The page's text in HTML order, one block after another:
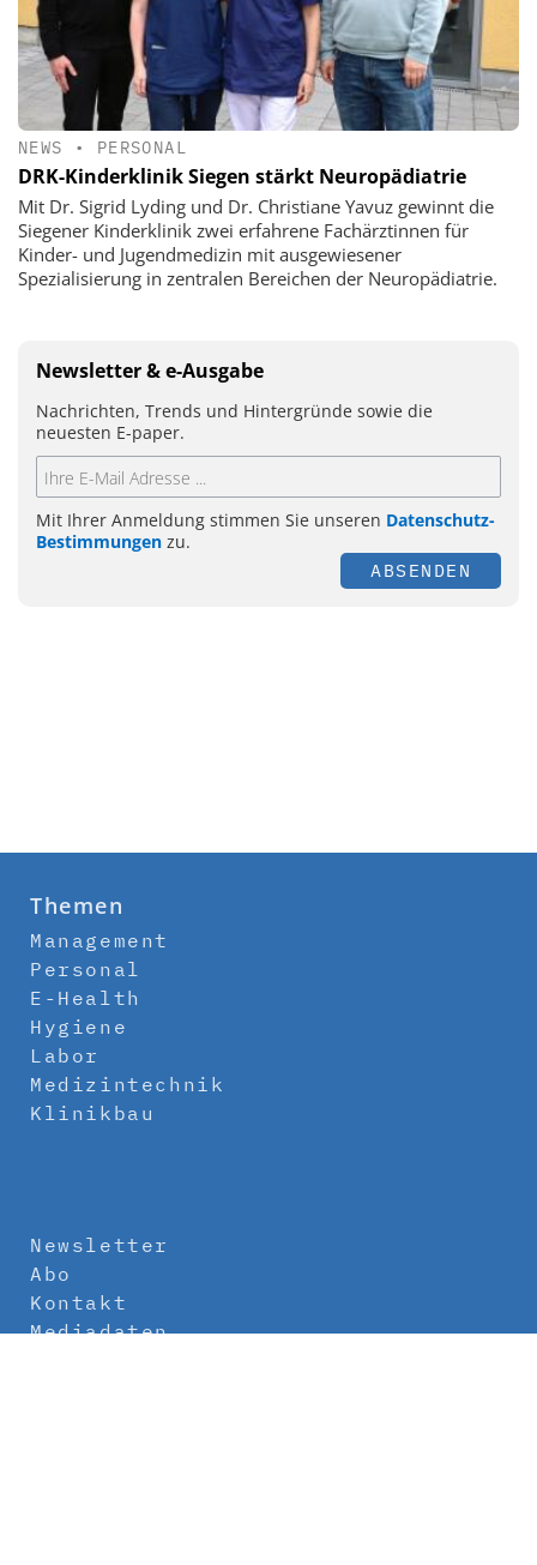
NEWS • PERSONAL
DRK-Kinderklinik Siegen stärkt Neuropädiatrie
Mit Dr. Sigrid Lyding und Dr. Christiane Yavuz gewinnt die
Siegener Kinderklinik zwei erfahrene Fachärztinnen für
Kinder- und Jugendmedizin mit ausgewiesener
Spezialisierung in zentralen Bereichen der Neuropädiatrie.
Newsletter & e-Ausgabe
Nachrichten, Trends und Hintergründe sowie die
neuesten E-paper.
Mit Ihrer Anmeldung stimmen Sie unseren Datenschutz-
Bestimmungen zu.
ABSENDEN
Themen
Management
Personal
E-Health
Hygiene
Labor
Medizintechnik
Klinikbau
Newsletter
Abo
Kontakt
Mediadaten